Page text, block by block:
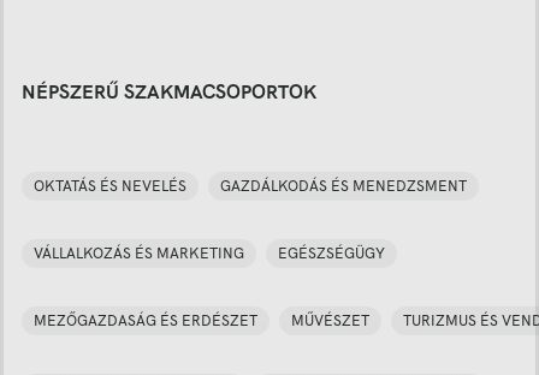
NÉPSZERŰ SZAKMACSOPORTOK
OKTATÁS ÉS NEVELÉS GAZDÁLKODÁS ÉS MENEDZSMENT
VÁLLALKOZÁS ÉS MARKETING EGÉSZSÉGÜGY
MEZŐGAZDASÁG ÉS ERDÉSZET MŰVÉSZET TURIZMUS ÉS